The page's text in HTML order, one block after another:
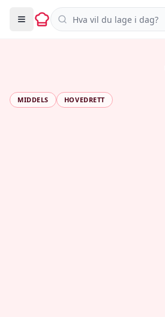
Søk i oppskrifter
MIDDELS HOVEDRETT